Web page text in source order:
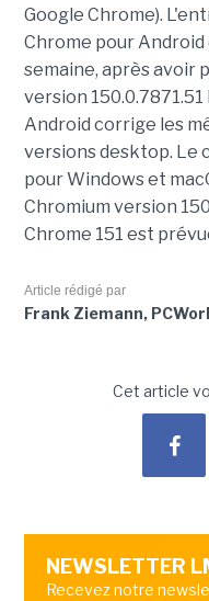
Google Chrome).
Chrome pour
semaine, après avoir
version
Android corrige les
versions desktop. Le
pour Windows et
Chromium version
Chrome 151 est
Article rédigé par
Frank Ziemann,
Cet article
NEWSLETTER
Recevez notre